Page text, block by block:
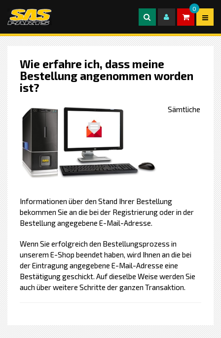
0
Wie erfahre ich, dass meine
Bestellung angenommen worden
ist?
Sämtliche
Informationen über den Stand Ihrer Bestellung
bekommen Sie an die bei der Registrierung oder in der
Bestellung angegebene E-Mail-Adresse.
Wenn Sie erfolgreich den Bestellungsprozess in
unserem E-Shop beendet haben, wird Ihnen an die bei
der Eintragung angegebene E-Mail-Adresse eine
Bestätigung geschickt. Auf dieselbe Weise werden Sie
auch über weitere Schritte der ganzen Transaktion.